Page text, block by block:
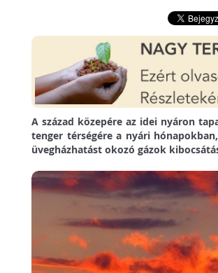
A század közepére az idei nyáron
tenger térségére a nyári
üvegházhatást okozó gázok